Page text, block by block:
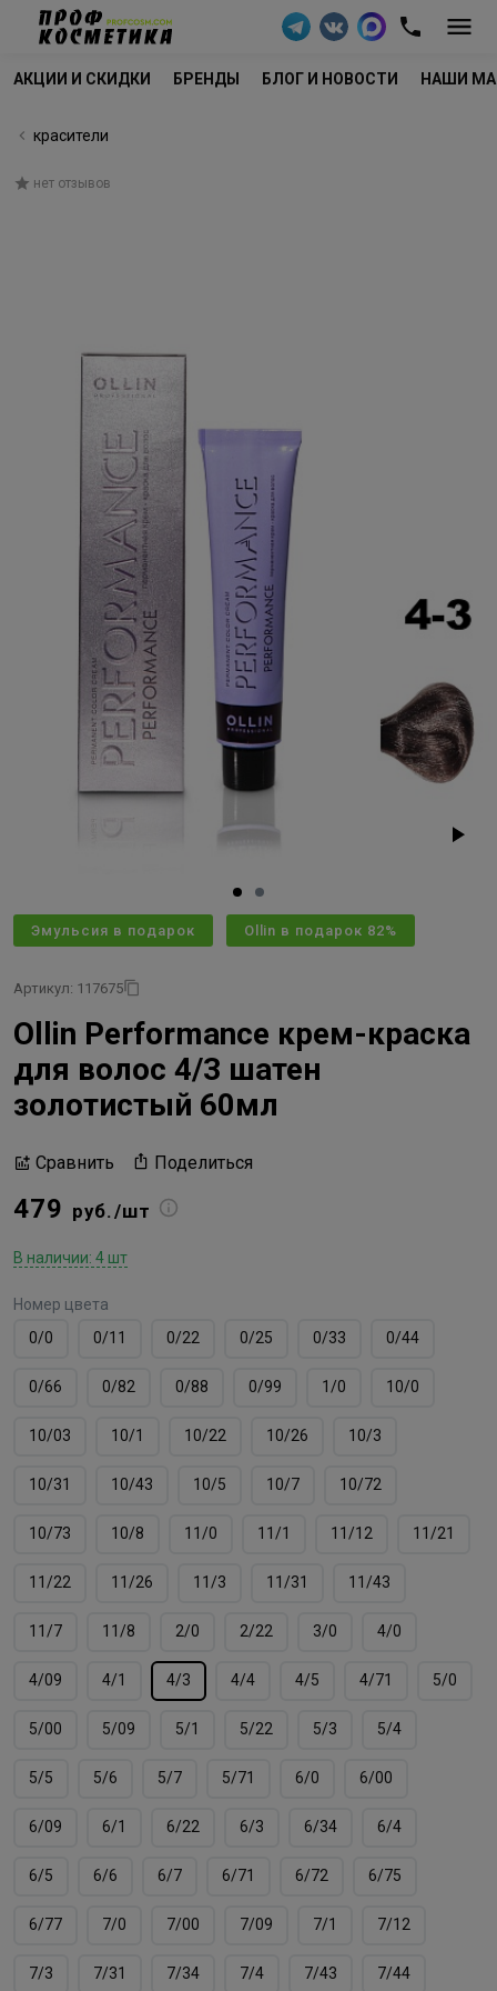
АКЦИИ И СКИДКИ БРЕНДЫ БЛОГ И НОВОСТИ НАШИ
красители
нет отзывов
Эмульсия в подарок Ollin в подарок 82%
Артикул: 117675
Ollin Performance крем-краска
для волос 4/3 шатен
золотистый 60мл
Сравнить Поделиться
479 руб./шт
В наличии: 4 шт
Номер цвета
0/0
0/11 0/22 0/25 0/33 0/44
0/66 0/82 0/88 0/99 1/0 10/0
10/03 10/1 10/22 10/26 10/3
10/31 10/43 10/5 10/7 10/72
10/73 10/8 11/0 11/1 11/12 11/21
11/22 11/26 11/3 11/31 11/43
11/7 11/8 2/0 2/22 3/0 4/0
4/09 4/1 4/3 4/4 4/5 4/71 5/0
5/00 5/09 5/1 5/22 5/3 5/4
5/5 5/6 5/7 5/71 6/0 6/00
6/09 6/1 6/22 6/3 6/34 6/4
6/5 6/6 6/7 6/71 6/72 6/75
6/77 7/0 7/00 7/09 7/1 7/12
7/3 7/31 7/34 7/4 7/43 7/44